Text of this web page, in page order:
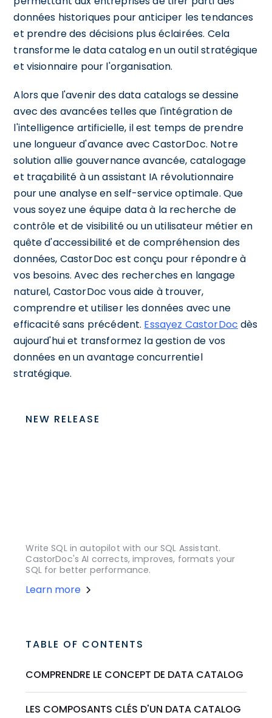
données historiques pour anticiper les tendances
et prendre des décisions plus éclairées. Cela
transforme le data catalog en un outil stratégique
et visionnaire pour l'organisation.
Alors que l'avenir des data catalogs se dessine
avec des avancées telles que l'intégration de
l'intelligence artificielle, il est temps de prendre
une longueur d'avance avec CastorDoc. Notre
solution allie gouvernance avancée, catalogage
et traçabilité à un assistant IA révolutionnaire
pour une analyse en self-service optimale. Que
vous soyez une équipe data à la recherche de
contrôle et de visibilité ou un utilisateur métier en
quête d'accessibilité et de compréhension des
données, CastorDoc est conçu pour répondre à
vos besoins. Avec des recherches en langage
naturel, CastorDoc vous aide à trouver,
comprendre et utiliser les données avec une
efficacité sans précédent. Essayez CastorDoc dès
aujourd'hui et transformez la gestion de vos
données en un avantage concurrentiel
stratégique.
NEW RELEASE
Write SQL in autopilot with our SQL Assistant.
CastorDoc's AI corrects, improves, formats your
SQL for better performance.
Learn more
TABLE OF CONTENTS
COMPRENDRE LE CONCEPT DE DATA CATALOG
LES COMPOSANTS CLÉS D'UN DATA CATALOG